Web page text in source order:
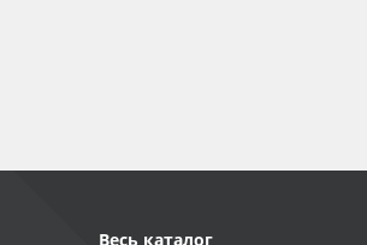
Весь каталог